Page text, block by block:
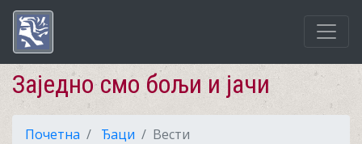
Заједно смо бољи и јачи
Почетна Ђаци Вести